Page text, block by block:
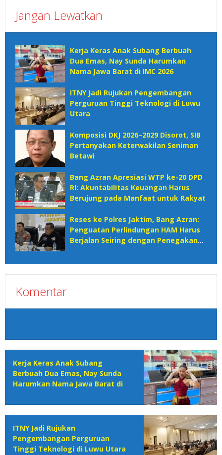
Jangan Lewatkan
Kerja Keras Anak Subang Berbuah
Dua Emas, Nay Sunda Harumkan
Nama Jawa Barat di IMC 2026
ITNY Jadi Rujukan Pengembangan
Perguruan Tinggi Teknologi di Luwu
Utara
Komposisi DKJ 2026–2029 Disorot, SIB
Pertanyakan Keterwakilan Seniman
Betawi
Bang Azran Apresiasi WTP ke-20 DPD
RI: Akuntabilitas Keuangan Harus
Berujung pada Manfaat untuk Rakyat
Reses ke Polres Jaktim, Bang Azran:
Penguatan Perlindungan HAM Harus
Berjalan Seiring dengan Penegakan
Komentar
Kerja Keras Anak Subang
Berbuah Dua Emas, Nay Sunda
Harumkan Nama Jawa Barat di
ITNY Jadi Rujukan
Pengembangan Perguruan
Tinggi Teknologi di Luwu Utara